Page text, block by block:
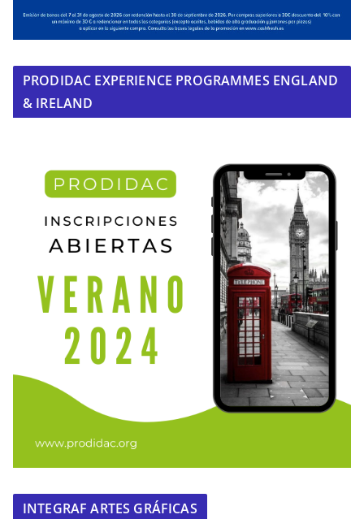
PRODIDAC EXPERIENCE PROGRAMMES ENGLAND
& IRELAND
INTEGRAF ARTES GRÁFICAS